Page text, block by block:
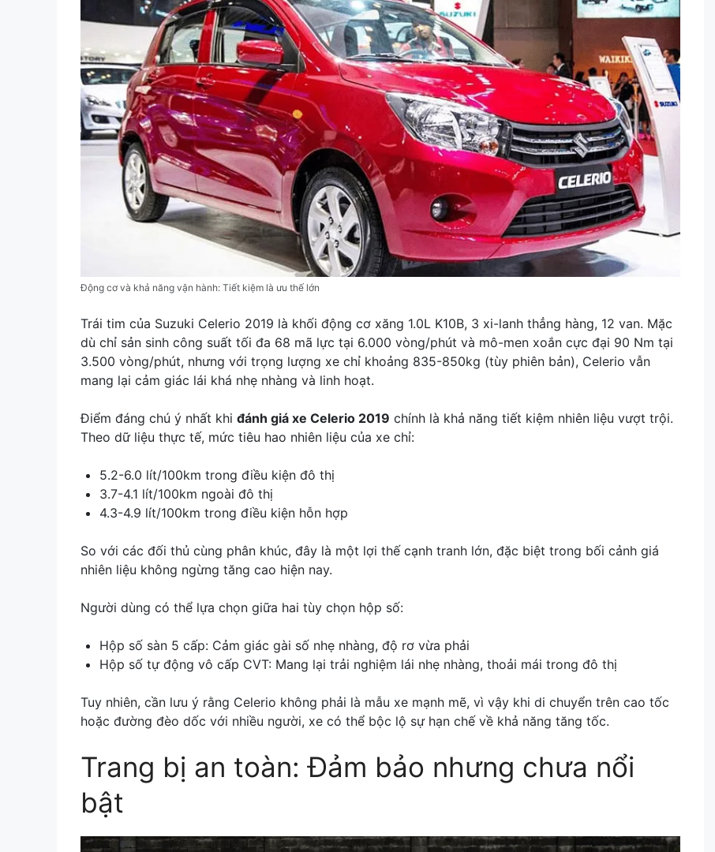
Động cơ và khả năng vận hành: Tiết kiệm là ưu thế lớn
Trái tim của Suzuki Celerio 2019 là khối động cơ xăng 1.0L K10B, 3 xi-lanh thẳng hàng, 12 van. Mặc
dù chỉ sản sinh công suất tối đa 68 mã lực tại 6.000 vòng/phút và mô-men xoắn cực đại 90 Nm tại
3.500 vòng/phút, nhưng với trọng lượng xe chỉ khoảng 835-850kg (tùy phiên bản), Celerio vẫn
mang lại cảm giác lái khá nhẹ nhàng và linh hoạt.
Điểm đáng chú ý nhất khi đánh giá xe Celerio 2019 chính là khả năng tiết kiệm nhiên liệu vượt trội.
Theo dữ liệu thực tế, mức tiêu hao nhiên liệu của xe chỉ:
5.2-6.0 lít/100km trong điều kiện đô thị
3.7-4.1 lít/100km ngoài đô thị
4.3-4.9 lít/100km trong điều kiện hỗn hợp
So với các đối thủ cùng phân khúc, đây là một lợi thế cạnh tranh lớn, đặc biệt trong bối cảnh giá
nhiên liệu không ngừng tăng cao hiện nay.
Người dùng có thể lựa chọn giữa hai tùy chọn hộp số:
Hộp số sàn 5 cấp: Cảm giác gài số nhẹ nhàng, độ rơ vừa phải
Hộp số tự động vô cấp CVT: Mang lại trải nghiệm lái nhẹ nhàng, thoải mái trong đô thị
Tuy nhiên, cần lưu ý rằng Celerio không phải là mẫu xe mạnh mẽ, vì vậy khi di chuyển trên cao tốc
hoặc đường đèo dốc với nhiều người, xe có thể bộc lộ sự hạn chế về khả năng tăng tốc.
Trang bị an toàn: Đảm bảo nhưng chưa nổi
bật